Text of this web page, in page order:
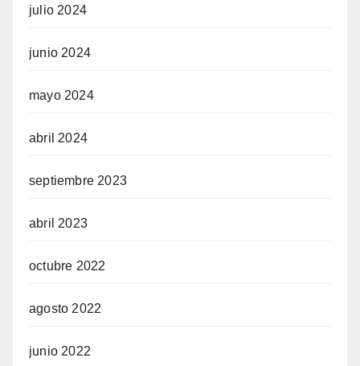
julio 2024
junio 2024
mayo 2024
abril 2024
septiembre 2023
abril 2023
octubre 2022
agosto 2022
junio 2022